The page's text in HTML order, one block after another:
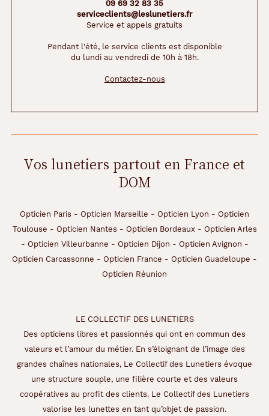
09 69 32 83 35
serviceclients@leslunetiers.fr
Service et appels gratuits
Pendant l'été, le service clients est disponible
du lundi au vendredi de 10h à 18h.
Contactez-nous
Vos lunetiers partout en France et
DOM
Opticien Paris - Opticien Marseille - Opticien Lyon - Opticien
Toulouse - Opticien Nantes - Opticien Bordeaux- Opticien Arles
- Opticien Villeurbanne - Opticien Dijon - Opticien Avignon -
Opticien Carcassonne - Opticien France - Opticien Guadeloupe -
Opticien Réunion
LE COLLECTIF DES LUNETIERS
Des opticiens libres et passionnés qui ont en commun des
valeurs et l’amour du métier. En s’éloignant de l’image des
grandes chaînes nationales, Le Collectif des Lunetiers évoque
une structure souple, une filière courte et des valeurs
coopératives au profit des clients. Le Collectif des Lunetiers
valorise les lunettes en tant qu’objet de passion.